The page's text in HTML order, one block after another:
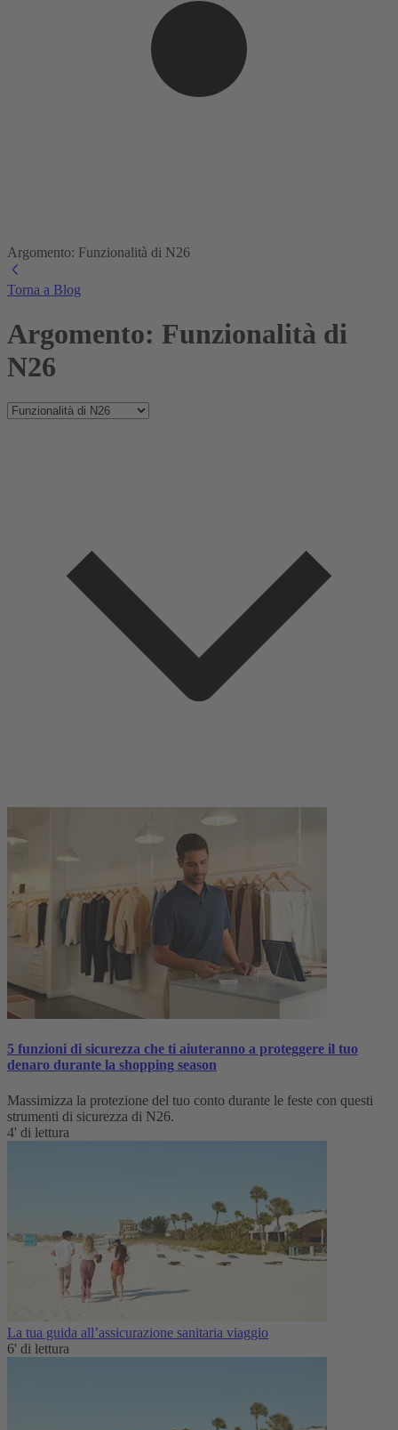
Argomento: Funzionalità di N26
Torna a Blog
Argomento: Funzionalità di
N26
5 funzioni di sicurezza che ti aiuteranno a proteggere il tuo
denaro durante la shopping season
Massimizza la protezione del tuo conto durante le feste con questi
strumenti di sicurezza di N26.
4' di lettura
La tua guida all’assicurazione sanitaria viaggio
6' di lettura